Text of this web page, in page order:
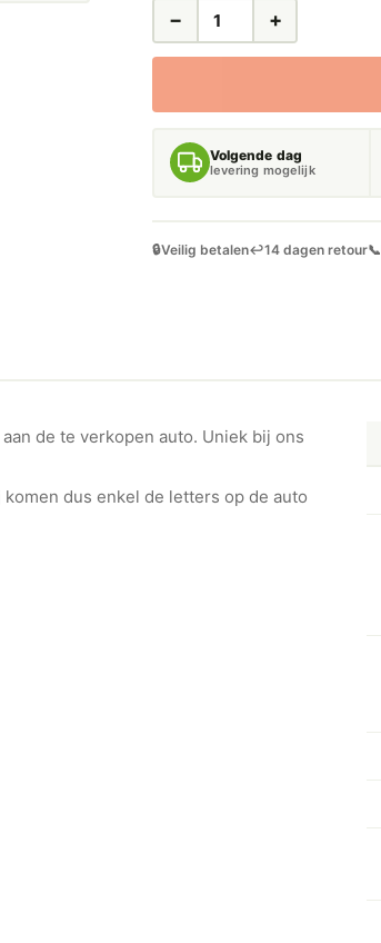
AUTORAAM
AANTAL
− +
Volgende dag
levering mogelijk
🔒Veilig betalen↩️14 dagen retour📞
de te verkopen auto. Uniek bij ons
dus enkel de letters op de auto